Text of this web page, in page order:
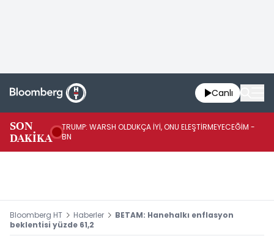
Canlı
SON
DAKİKA
TRUMP: WARSH OLDUKÇA İYİ, ONU ELEŞTİRMEYECEĞİM -
BN
Bloomberg HT Haberler
BETAM: Hanehalkı enflasyon
beklentisi yüzde 61,2